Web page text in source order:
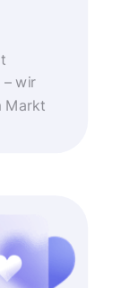
– wir
Markt